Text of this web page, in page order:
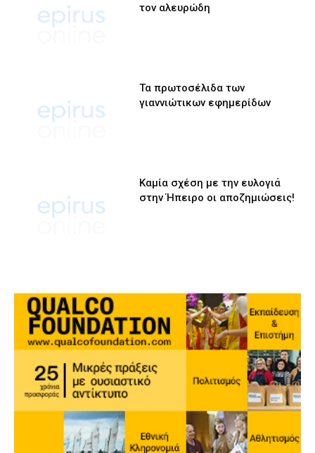
τον αλευρώδη
Τα πρωτοσέλιδα των
γιαννιώτικων εφημερίδων
Καμία σχέση με την ευλογιά
στην Ήπειρο οι αποζημιώσεις!